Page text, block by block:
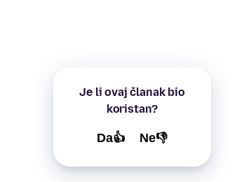
Je li ovaj članak bio
koristan?
Da👍 Ne👎